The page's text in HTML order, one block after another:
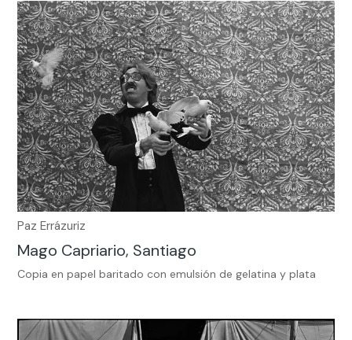
Paz Errázuriz
Mago Capriario, Santiago
Copia en papel baritado con emulsión de gelatina y plata